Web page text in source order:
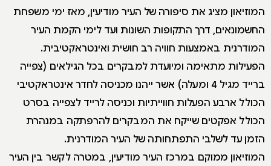
המוזיאון מציג את סיפורה של העיר מודיעין, מאז ימי משפחת
החשמונאים, דרך התקופות השונות ועד לימי הקמת העיר
המודרנית באמצעות חוויה רב חושית ואינטראקטיבית.
הפעילות מתאימה ומיועדת למבקרים בכל הגילאים (צפייה
ברייד מגיל 4 ומעלה) אשר ייהנו מכניסה לחדר אינטראקטיבי
הכולל ארבע הפעלות חווייתיות וכניסה לרייד לצפייה בסרט
הכולל אפקטים שייקח את המבקרים להרפתקה במנהרת
הזמן עד לשלבי התפתחותה של העיר המודרנית.
המוזיאון ממוקם במרכז העיר מודיעין, במטרה לקשר בין העיר